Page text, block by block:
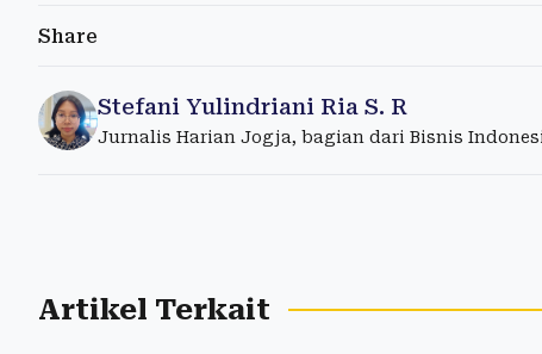
Share
Stefani Yulindriani Ria S. R
Jurnalis Harian Jogja, bagian dari Bisnis
Artikel Terkait